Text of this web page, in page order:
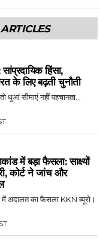
हिंसा,
के लिए बढ़ती चुनौती
सीमाएं नहीं पहचानता...
में बड़ा फैसला: साक्ष्यों
कोर्ट ने जांच और
में अदालत का फैसला KKN ब्यूरो।